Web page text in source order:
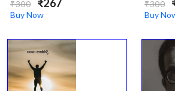
₹300 ₹267
Buy Now
₹300
Buy